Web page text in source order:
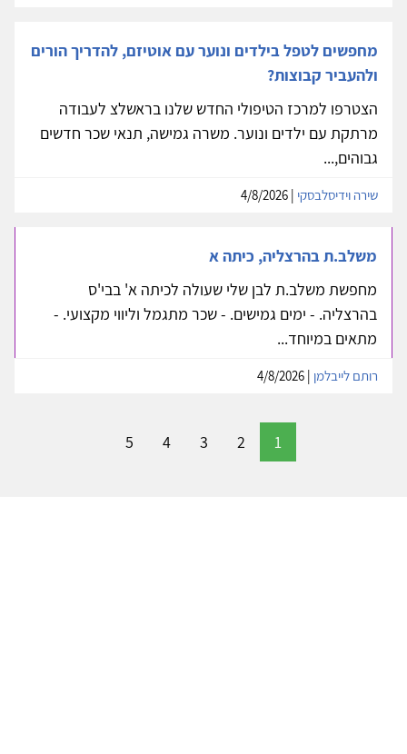
מחפשים לטפל בילדים ונוער עם אוטיזם, להדריך הורים
ולהעביר קבוצות?
הצטרפו למרכז הטיפולי החדש שלנו בראשלצ לעבודה
מרתקת עם ילדים ונוער. משרה גמישה, תנאי שכר חדשים
גבוהים,...
שירה וידיסלבסקי
משלב.ת בהרצליה, כיתה א
מחפשת משלב.ת לבן שלי שעולה לכיתה א' בבי'ס
בהרצליה. - ימים גמישים. - שכר מתגמל וליווי מקצועי. -
מתאים במיוחד...
רותם לייבלמן
1
2
3
4
5